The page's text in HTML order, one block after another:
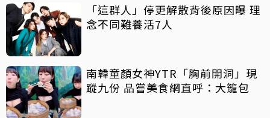
「這群人」停更解散背後原因曝 理
念不同難養活7人
南韓童顏女神YTR「胸前開洞」現
蹤九份 品嘗美食網直呼：大籠包